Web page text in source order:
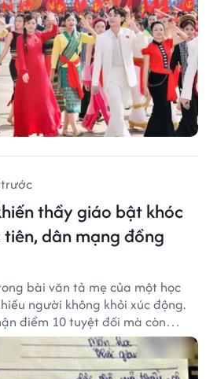
thầy giáo bật khóc
dân mạng đồng
bài văn tả mẹ của một học
người không khỏi xúc động.
điểm 10 tuyệt đối mà còn
ngào viết lời phê: "Thầy đã
đầu tiên."